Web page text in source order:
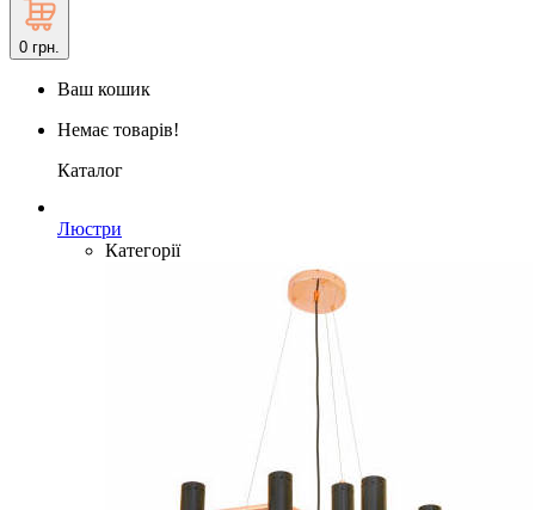
0 грн.
Ваш кошик
Немає товарів!
Каталог
Люстри
Категорії